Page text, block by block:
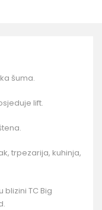
šuma.
lift.
trpezarija, kuhinja,
TC Big